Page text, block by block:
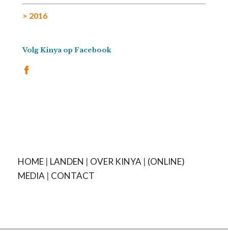
> 2016
Volg Kinya op Facebook
HOME| LANDEN | OVER KINYA | (ONLINE)
MEDIA | CONTACT